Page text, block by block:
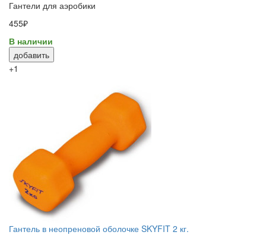
Гантели для аэробики
455₽
В наличии
добавить
+1
Гантель в неопреновой оболочке SKYFIT 2 кг.